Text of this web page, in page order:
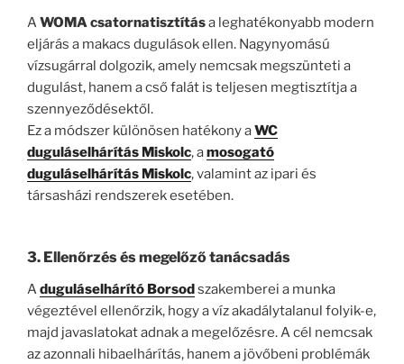
A WOMA csatornatisztítása leghatékonyabb modern
eljárás a makacs dugulások ellen. Nagynyomású
vízsugárral dolgozik, amely nemcsak megszünteti a
dugulást, hanem a cső falát is teljesen megtisztítja a
szennyeződésektől.
Ez a módszer különösen hatékony aWC
duguláselhárítás Miskolc, amosogató
duguláselhárítás Miskolc, valamint az ipari és
társasházi rendszerek esetében.
3. Ellenőrzés és megelőző tanácsadás
Aduguláselhárító Borsodszakemberei a munka
végeztével ellenőrzik, hogy a víz akadálytalanul folyik-e,
majd javaslatokat adnak a megelőzésre. A cél nemcsak
az azonnali hibaelhárítás, hanem a jövőbeni problémák